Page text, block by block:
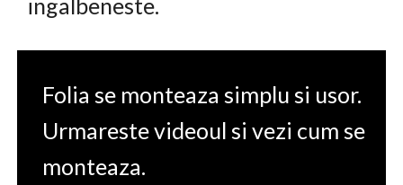
ingalbeneste.
Folia se monteaza simplu si usor.
Urmareste videoul si vezi cum se
monteaza.